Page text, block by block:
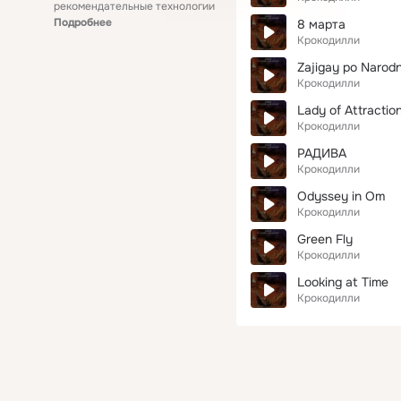
рекомендательные технологии
Подробнее
8 марта
Крокодилли
Zajigay po
Крокодилли
Lady of
Крокодилли
РАДИВА
Крокодилли
Odyssey in Om
Крокодилли
Green Fly
Крокодилли
Looking at Time
Крокодилли